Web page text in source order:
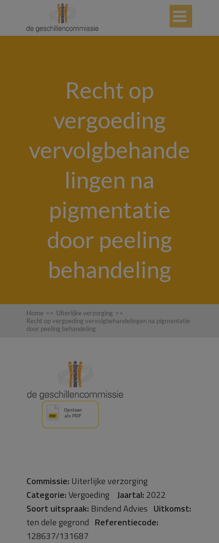

Recht op
vergoeding
vervolgbehande
lingen na
pigmentatie
door peeling
behandeling
Home >> Uiterlijke verzorging >>
Recht op vergoeding vervolgbehandelingen na pigmentatie
door peeling behandeling
Commissie: Uiterlijke verzorging
Categorie:Vergoeding Jaartal: 2022
Soort uitspraak: Bindend Advies Uitkomst:
ten dele gegrond Referentiecode:
128637/131687